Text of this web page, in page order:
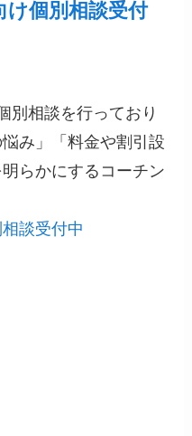
け個別相談受付
別相談を行っており
み」「料金や割引設
らかにするコーチン
談受付中